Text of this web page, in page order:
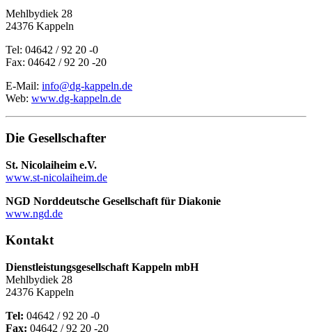
Mehlbydiek 28
24376 Kappeln
Tel: 04642 / 92 20 -0
Fax: 04642 / 92 20 -20
E-Mail: info@dg-kappeln.de
Web: www.dg-kappeln.de
Die Gesellschafter
St. Nicolaiheim e.V.
www.st-nicolaiheim.de
NGD Norddeutsche Gesellschaft für Diakonie
www.ngd.de
Kontakt
Dienstleistungsgesellschaft Kappeln mbH
Mehlbydiek 28
24376 Kappeln
Tel: 04642 / 92 20 -0
Fax: 04642 / 92 20 -20